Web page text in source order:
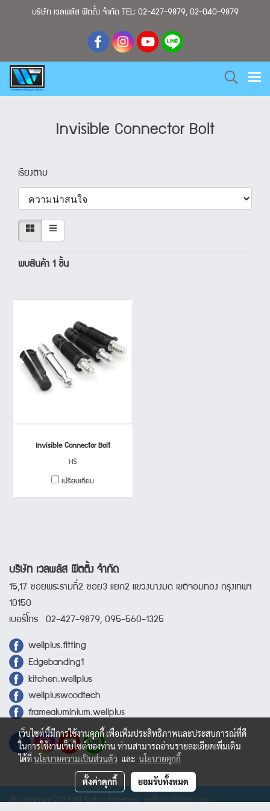
บริษัท เวลพลัส ฟิตติ้ง จำกัด TEL: 02-427-9879, 02-040-9879
Invisible Connector Bolt
เรียงตาม
พบสินค้า 1 ชิ้น
Invisible Connector Bolt
HS
เปรียบเทียบ
บริษัท เวลพลัส ฟิตติ้ง จำกัด
15,17 ซอยพระรามที่2 ซอย3 แยก2 แขวงบางมด เขตจอมทอง กรุงเทพฯ
10150
เบอร์โทร 02-427-9879, 095-560-1325
wellplus.fitting
Edgebanding1
kitchen.wellplus
wellpluswoodtech
framealuminium.wellplus
@ Copyright 2019 All Rights Reserved. wellplusfitting.com
เว็บไซต์นี้มีการใช้งานคุกกี้ เพื่อเพิ่มประสิทธิภาพและประสบการณ์ที่ดี
ในการใช้งานเว็บไซต์ของท่าน ท่านสามารถอ่านรายละเอียดเพิ่มเติม
ได้ที่นโยบายความเป็นส่วนตัว และ นโยบายคุกกี้
ตั้งค่าคุกกี้ ยอมรับทั้งหมด